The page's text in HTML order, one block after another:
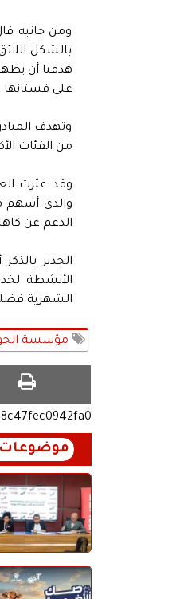
ومن جانبه
بالشكل
هدفنا أن
على فستانها
وتهدف
من الفئات
وقد عبّرت
والذي أسهم
الدعم عن
الأنشطة
الشهرية
مؤسسة